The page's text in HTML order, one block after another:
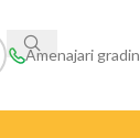
Amenajari